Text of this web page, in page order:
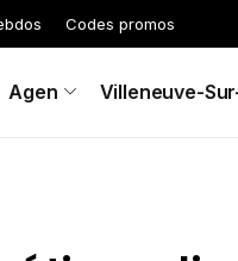
Codes promos
Agen Villeneuve-